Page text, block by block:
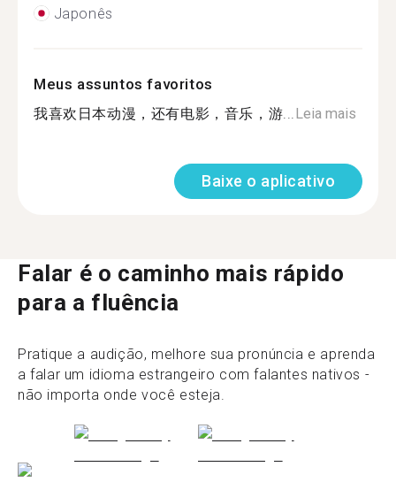
Japonês
Meus assuntos favoritos
我喜欢日本动漫，还有电影，音乐，游... Leia mais
Baixe o aplicativo
Falar é o caminho mais rápido
para a fluência
Pratique a audição, melhore sua pronúncia e aprenda
a falar um idioma estrangeiro com falantes nativos -
não importa onde você esteja.